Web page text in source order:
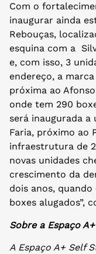
Com o
inaugurar ainda
Rebouças,
esquina com a
e, com isso, 3
endereço, a
próxima ao
onde tem 290
será inaugurada a
Faria, próximo ao
infraestrutura de
novas unidades
crescimento da
dois anos,
boxes alugados”,
Sobre a Espaço A+
A Espaço A+ Self